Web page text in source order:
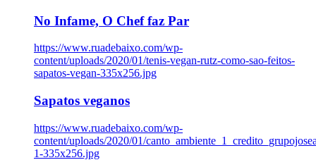
No Infame, O Chef faz Par
https://www.ruadebaixo.com/wp-
content/uploads/2020/01/tenis-vegan-rutz-como-sao-feitos-
sapatos-vegan-335x256.jpg
Sapatos veganos
https://www.ruadebaixo.com/wp-
content/uploads/2020/01/
1-335x256.jpg